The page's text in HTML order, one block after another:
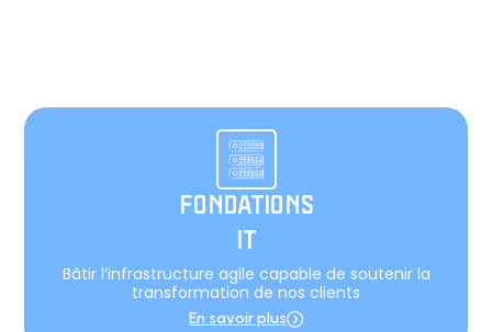
FONDATIONS
IT
Bâtir l’infrastructure agile capable de soutenir la
transformation de nos clients​
En savoir plus